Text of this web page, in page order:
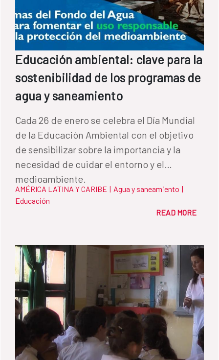
Educación ambiental: clave para la
sostenibilidad de los programas de
agua y saneamiento
Cada 26 de enero se celebra el Día Mundial
de la Educación Ambiental con el objetivo
de sensibilizar sobre la importancia y la
necesidad de cuidar el entorno y el
medioambiente.
AMÉRICA LATINA Y CARIBE | Agua y saneamiento |
Educación
READ MORE